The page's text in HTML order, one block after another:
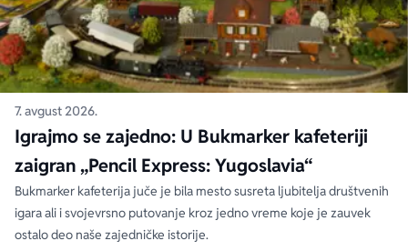
7. avgust 2026.
Igrajmo se zajedno: U Bukmarker kafeteriji
zaigran „Pencil Express: Yugoslavia“
Bukmarker kafeterija juče je bila mesto susreta ljubitelja društvenih
igara ali i svojevrsno putovanje kroz jedno vreme koje je zauvek
ostalo deo naše zajedničke istorije.